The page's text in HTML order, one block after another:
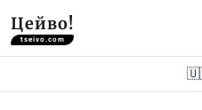
Цейво!
tseivo.com